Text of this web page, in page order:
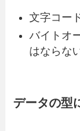
文字コー
バイトオ
はならな
データの型